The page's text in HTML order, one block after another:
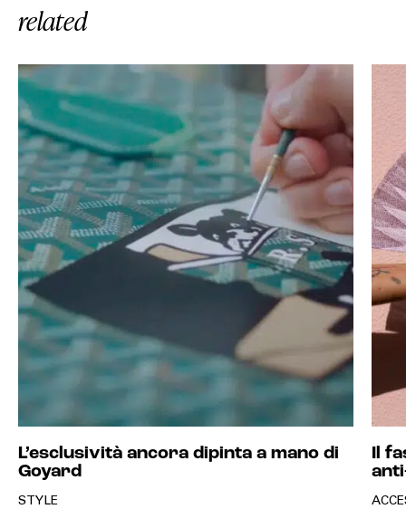
related
L’esclusività ancora dipinta a mano di
Goyard
STYLE
Il